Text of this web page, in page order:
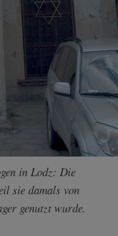
in Lodz: Die
sie damals von
genutzt wurde.